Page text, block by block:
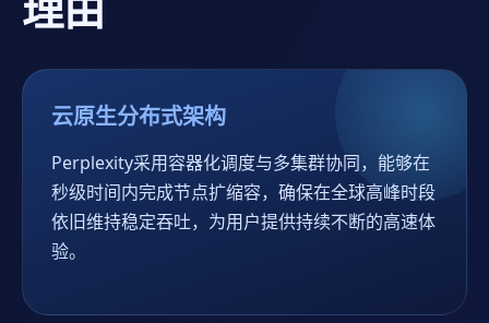
云原生分布式架构
Perplexity采用容器化调度与多集群协同，能够在
秒级时间内完成节点扩缩容，确保在全球高峰时段
依旧维持稳定吞吐，为用户提供持续不断的高速体
验。